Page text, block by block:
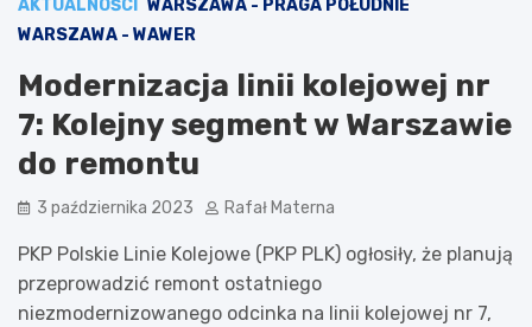
AKTUALNOŚCI
WARSZAWA - PRAGA POŁUDNIE
WARSZAWA - WAWER
Modernizacja linii kolejowej nr
7: Kolejny segment w Warszawie
do remontu
3 października 2023 Rafał Materna
PKP Polskie Linie Kolejowe (PKP PLK) ogłosiły, że planują
przeprowadzić remont ostatniego
niezmodernizowanego odcinka na linii kolejowej nr 7,